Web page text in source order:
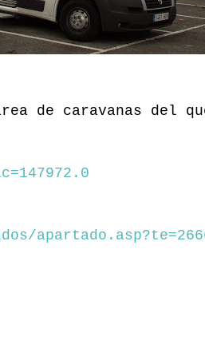
de caravanas del